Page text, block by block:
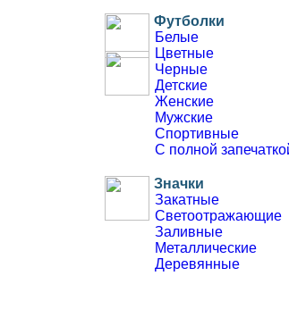
Буклеты
Евробуклеты
Лифлеты
Инструкции
Футболки
Белые
Цветные
Черные
Детские
Женские
Мужские
Спортивные
С полной
Значки
Закатные
Светоотражающие
Заливные
Металлические
Деревянные